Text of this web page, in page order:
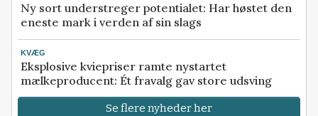
Ny sort understreger potentialet: Har høstet den
eneste mark i verden af sin slags
KVÆG
Eksplosive kviepriser ramte nystartet
mælkeproducent: Ét fravalg gav store udsving
Se flere nyheder her